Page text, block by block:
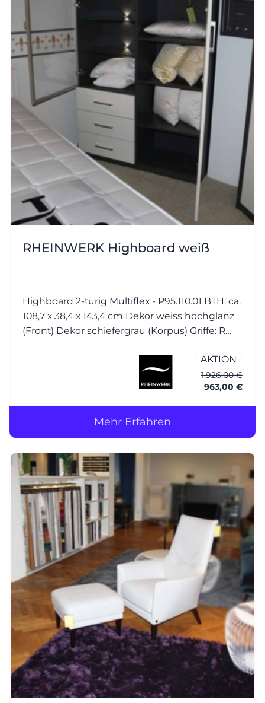
RHEINWERK Highboard weiß
Highboard 2-türig Multiflex - P95.110.01 BTH: ca.
108,7 x 38,4 x 143,4 cm Dekor weiss hochglanz
(Front) Dekor schiefergrau (Korpus) Griffe: R
AKTION
1.926,00 €
963,00 €
Mehr Erfahren